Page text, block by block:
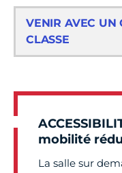
VENIR AVEC UN
CLASSE
mobilité
La salle sur